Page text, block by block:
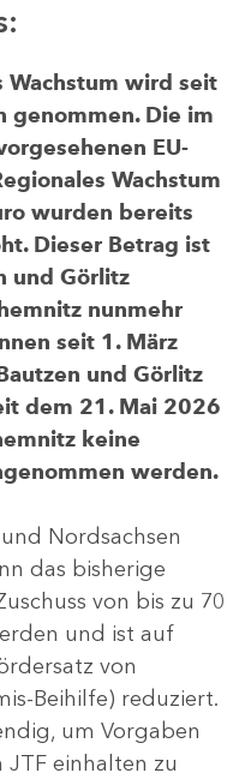
Wachstum wird seit
genommen. Die im
EU-
Wachstum
wurden bereits
Dieser Betrag ist
und Görlitz
nunmehr
seit 1. März
und Görlitz
dem 21. Mai 2026
keine
werden.
Nordsachsen
das bisherige
von bis zu 70
und ist auf
von
Beihilfe) reduziert.
um Vorgaben
einhalten zu